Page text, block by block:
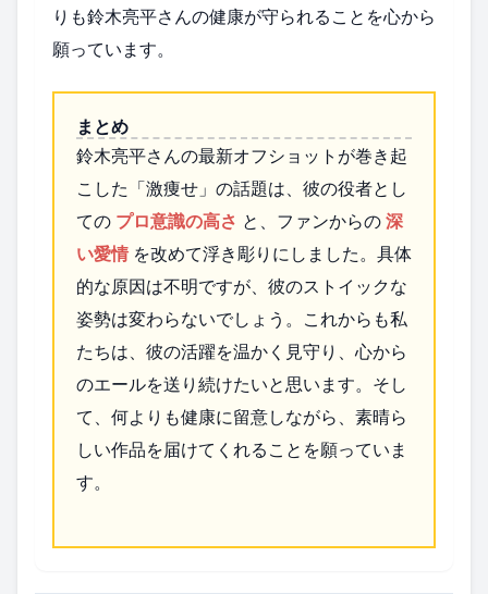
りも鈴木亮平さんの健康が守られることを心から
願っています。
まとめ
鈴木亮平さんの最新オフショットが巻き起
こした「激痩せ」の話題は、彼の役者とし
ての プロ意識の高さ と、ファンからの深
い愛情 を改めて浮き彫りにしました。具体
的な原因は不明ですが、彼のストイックな
姿勢は変わらないでしょう。これからも私
たちは、彼の活躍を温かく見守り、心から
のエールを送り続けたいと思います。そし
て、何よりも健康に留意しながら、素晴ら
しい作品を届けてくれることを願っていま
す。